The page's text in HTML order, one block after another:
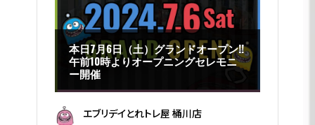
本日7月6日（土）グランドオープン!!
午前10時よりオープニングセレモニ
ー開催
エブリデイとれトレ屋 桶川店